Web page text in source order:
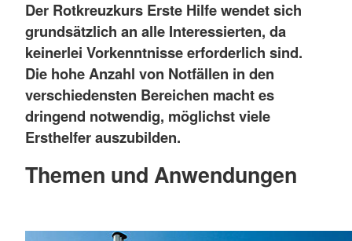
Der Rotkreuzkurs Erste Hilfe wendet sich
grundsätzlich an alle Interessierten, da
keinerlei Vorkenntnisse erforderlich sind.
Die hohe Anzahl von Notfällen in den
verschiedensten Bereichen macht es
dringend notwendig, möglichst viele
Ersthelfer auszubilden.
Themen und Anwendungen